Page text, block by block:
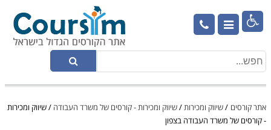

אתר קורסים /שיווק ומכירות/שיווק ומכירות - קורסים של משרד העבודה /שיווק ומכירות
- קורסים של משרד העבודה בצפון